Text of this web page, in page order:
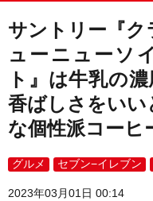
サントリー『ク
ューニューソ
ト』は牛乳の
香ばしさをいい
な個性派コーヒ
グルメ セブン−イレブン
2023年03月01日 00:14